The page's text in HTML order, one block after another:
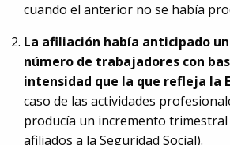
cuando el anterior no se había
La afiliación había anticipado
número de trabajadores con
intensidad que la que refleja la
caso de las actividades
producía un incremento
afiliados a la Seguridad Social).